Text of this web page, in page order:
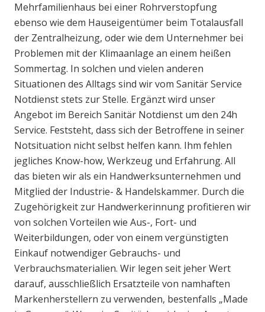
Mehrfamilienhaus bei einer Rohrverstopfung
ebenso wie dem Hauseigentümer beim Totalausfall
der Zentralheizung, oder wie dem Unternehmer bei
Problemen mit der Klimaanlage an einem heißen
Sommertag. In solchen und vielen anderen
Situationen des Alltags sind wir vom Sanitär Service
Notdienst stets zur Stelle. Ergänzt wird unser
Angebot im Bereich Sanitär Notdienst um den 24h
Service. Feststeht, dass sich der Betroffene in seiner
Notsituation nicht selbst helfen kann. Ihm fehlen
jegliches Know-how, Werkzeug und Erfahrung. All
das bieten wir als ein Handwerksunternehmen und
Mitglied der Industrie- & Handelskammer. Durch die
Zugehörigkeit zur Handwerkerinnung profitieren wir
von solchen Vorteilen wie Aus-, Fort- und
Weiterbildungen, oder von einem vergünstigten
Einkauf notwendiger Gebrauchs- und
Verbrauchsmaterialien. Wir legen seit jeher Wert
darauf, ausschließlich Ersatzteile von namhaften
Markenherstellern zu verwenden, bestenfalls „Made